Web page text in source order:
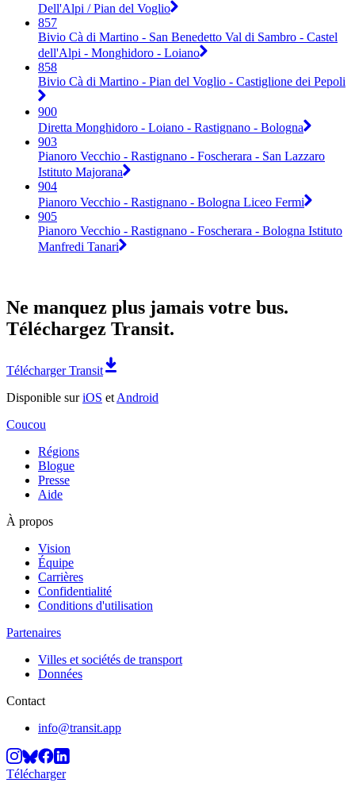
Dell'Alpi / Pian del Voglio
857
Bivio Cà di Martino - San Benedetto Val di Sambro - Castel
dell'Alpi - Monghidoro - Loiano
858
Bivio Cà di Martino - Pian del Voglio - Castiglione dei Pepoli
900
Diretta Monghidoro - Loiano - Rastignano - Bologna
903
Pianoro Vecchio - Rastignano - Foscherara - San Lazzaro
Istituto Majorana
904
Pianoro Vecchio - Rastignano - Bologna Liceo Fermi
905
Pianoro Vecchio - Rastignano - Foscherara - Bologna Istituto
Manfredi Tanari
Ne manquez plus jamais votre bus.
Téléchargez Transit.
Télécharger Transit
Disponible suriOS et Android
Coucou
Régions
Blogue
Presse
Aide
À propos
Vision
Équipe
Carrières
Confidentialité
Conditions d'utilisation
Partenaires
Villes et sociétés de transport
Données
Contact
info@transit.app
Télécharger